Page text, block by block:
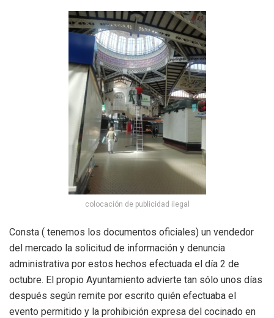
colocación de publicidad ilegal
Consta ( tenemos los documentos oficiales) un vendedor
del mercado la solicitud de información y denuncia
administrativa por estos hechos efectuada el día 2 de
octubre. El propio Ayuntamiento advierte tan sólo unos días
después según remite por escrito quién efectuaba el
evento permitido y la prohibición expresa del cocinado en